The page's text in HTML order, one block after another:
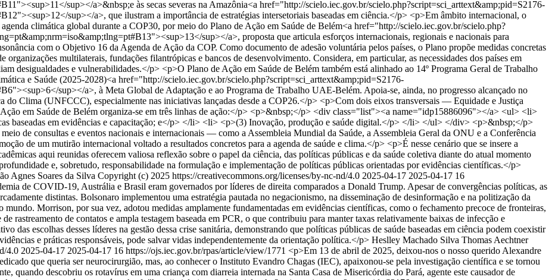
sup></a>&nbsp;e às secas severas na Amazônia<a href="http://scielo.iec.gov.br/scielo.php?script=sci_arttext&amp;pid=S2176-
sup></a>, que ilustram a importância de estratégias intersetoriais baseadas em ciência.</p> <p>Em âmbito internacional, o
climática global durante a COP30, por meio do Plano de Ação em Saúde de Belém<a href="http://scielo.iec.gov.br/scielo.php?
sup></a>, proposta que articula esforços internacionais, regionais e nacionais para
com o Objetivo 16 da Agenda de Ação da COP. Como documento de adesão voluntária pelos países, o Plano propõe medidas concretas
organizações multilaterais, fundações filantrópicas e bancos de desenvolvimento. Considera, em particular, as necessidades dos países em
desigualdades e vulnerabilidades.</p> <p>O Plano de Ação em Saúde de Belém também está alinhado ao 14º Programa Geral de Trabalho
e Saúde (2025-2028)<a href="http://scielo.iec.gov.br/scielo.php?script=sci_arttext&amp;pid=S2176-
sup></a>, à Meta Global de Adaptação e ao Programa de Trabalho UAE-Belém. Apoia-se, ainda, no progresso alcançado no
do Clima (UNFCCC), especialmente nas iniciativas lançadas desde a COP26.</p> <p>Com dois eixos transversais — Equidade e Justiça
em Saúde de Belém organiza-se em três linhas de ação:</p> <p>&nbsp;</p> <div class="list"><a name="idp15886096"></a> <ul> <li>
baseadas em evidências e capacitação; e</p> </li> <li> <p>(3) Inovação, produção e saúde digital.</p> </li> </ul> </div> <p>&nbsp;</p>
de consultas e eventos nacionais e internacionais — como a Assembleia Mundial da Saúde, a Assembleia Geral da ONU e a Conferência
de um mutirão internacional voltado a resultados concretos para a agenda de saúde e clima.</p> <p>É nesse cenário que se insere a
aqui reunidas oferecem valiosa reflexão sobre o papel da ciência, das políticas públicas e da saúde coletiva diante do atual momento
e, sobretudo, responsabilidade na formulação e implementação de políticas públicas orientadas por evidências científicas.</p>
Agnes Soares da Silva Copyright (c) 2025 https://creativecommons.org/licenses/by-nc-nd/4.0 2025-04-17 2025-04-17 16
de COVID-19, Austrália e Brasil eram governados por líderes de direita comparados a Donald Trump. Apesar de convergências políticas, as
distintas. Bolsonaro implementou uma estratégia pautada no negacionismo, na disseminação de desinformação e na politização da
mundo. Morrison, por sua vez, adotou medidas amplamente fundamentadas em evidências científicas, como o fechamento precoce de fronteiras,
rastreamento de contatos e ampla testagem baseada em PCR, o que contribuiu para manter taxas relativamente baixas de infecção e
das escolhas desses líderes na gestão dessa crise sanitária, demonstrando que políticas públicas de saúde baseadas em ciência podem coexistir
e práticas responsáveis, pode salvar vidas independentemente da orientação política.</p> Heslley Machado Silva Thomas Aechtner
4.0 2025-04-17 2025-04-17 16 https://ojs.iec.gov.br/rpas/article/view/1771 <p>Em 13 de abril de 2025, deixou-nos o nosso querido Alexandre
que queria ser neurocirurgião, mas, ao conhecer o Instituto Evandro Chagas (IEC), apaixonou-se pela investigação científica e se tornou
quando descobriu os rotavírus em uma criança com diarreia internada na Santa Casa de Misericórdia do Pará, agente este causador de